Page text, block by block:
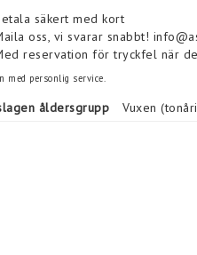
säkert med kort
oss, vi svarar snabbt!
reservation för tryckfel när
med personlig service.
åldersgrupp Vuxen